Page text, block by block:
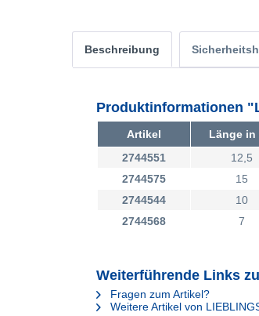
Beschreibung
Produktinformationen
Artikel Länge in
2744551
12,5
2744575
15
2744544
10
2744568
7
Weiterführende Links
Fragen zum Artikel?
Weitere Artikel von